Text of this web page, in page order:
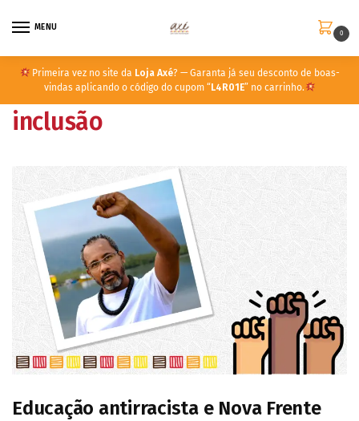
MENU
0
Primeira vez no site da Loja Axé? — Garanta já seu desconto de boas-
vindas aplicando o código do cupom “ L4R01E” no carrinho.
inclusão
Educação antirracista e Nova Frente